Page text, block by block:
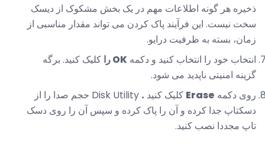
ذخیره هر گونه اطلاعات مهم در یک بخش مشکوک از دیسک
سخت نیست. این فرآیند پاک کردن می تواند مقدار مناسبی از
زمان، بسته به ظرفیت درایو.
انتخاب خود را انتخاب کنید و دکمه OK را
کلیک کنید. برگه
گزینه امنیتی ناپدید می شود.
روی دکمه Erase کلیک کنید .
Disk Utility حجم صدا را از
دسکتاپ جدا کرده و آن را پاک کرده و سپس آن را روی دسک
تاپ مجددا نصب کنید.